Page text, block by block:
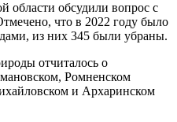
области обсудили вопрос с
что в 2022 году было
из них 345 были убраны.
отчиталось о
Ромненском
и Архаринском